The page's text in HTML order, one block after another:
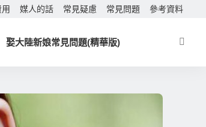
媒人的話 常見疑慮 常見問題 參考資料
娶大陸新娘常見問題(精華版)